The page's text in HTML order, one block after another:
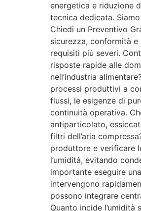
energetica e riduzione
tecnica dedicata.
Chiedi un Preventivo
sicurezza, conformità
requisiti più severi.
risposte rapide alle
nell’industria
processi produttivi a
flussi, le esigenze di
continuità operativa.
antiparticolato,
filtri dell’aria
produttore e verificare
l’umidità, evitando
importante eseguire
intervengono
possono integrare
Quanto incide